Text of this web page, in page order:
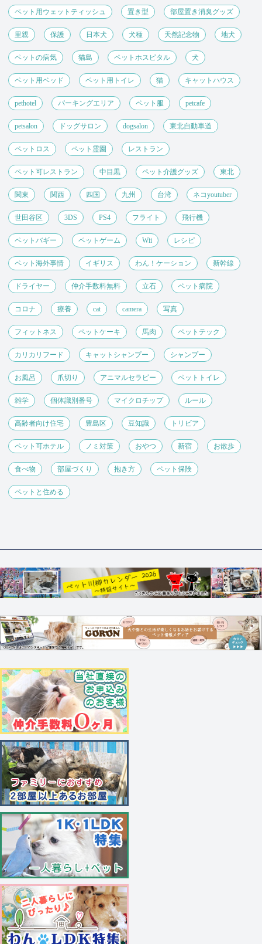
ペット用ウェットティッシュ 置き型 部屋置き消臭グッズ
里親 保護 日本犬 犬種 天然記念物 地犬
ペットの病気 猫島 ペットホスピタル 犬
ペット用ベッド ペット用トイレ 猫 キャットハウス
pethotel パーキングエリア ペット服 petcafe
petsalon ドッグサロン dogsalon 東北自動車道
ペットロス ペット霊園 レストラン
ペット可レストラン 中目黒 ペット介護グッズ 東北
関東 関西 四国 九州 台湾 ネコyoutuber
世田谷区 3DS PS4 フライト 飛行機
ペットバギー ペットゲーム Wii レシピ
ペット海外事情 イギリス わん！ケーション 新幹線
ドライヤー 仲介手数料無料 立石 ペット病院
コロナ 療養 cat camera 写真
フィットネス ペットケーキ 馬肉 ペットテック
カリカリフード キャットシャンプー シャンプー
お風呂 爪切り アニマルセラピー ペットトイレ
雑学 個体識別番号 マイクロチップ ルール
高齢者向け住宅 豊島区 豆知識 トリビア
ペット可ホテル ノミ対策 おやつ 新宿 お散歩
食べ物 部屋づくり 抱き方 ペット保険
ペットと住める